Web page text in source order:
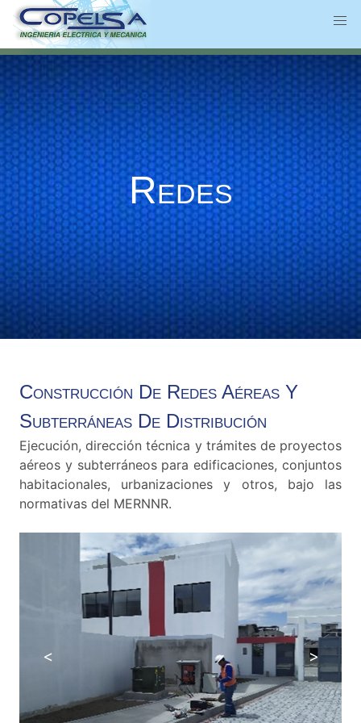
Redes
Construcción De Redes Aéreas Y
Subterráneas De Distribución
Ejecución, dirección técnica y trámites de proyectos
aéreos y subterráneos para edificaciones, conjuntos
habitacionales, urbanizaciones y otros, bajo las
normativas del MERNNR.
< >